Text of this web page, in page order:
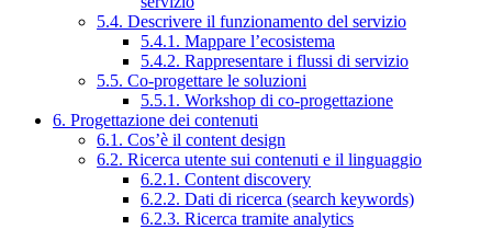
5.4. Descrivere il funzionamento del servizio
5.4.1. Mappare l’ecosistema
5.4.2. Rappresentare i flussi di servizio
5.5. Co-progettare le soluzioni
5.5.1. Workshop di co-progettazione
6. Progettazione dei contenuti
6.1. Cos’è il content design
6.2. Ricerca utente sui contenuti e il linguaggio
6.2.1. Content discovery
6.2.2. Dati di ricerca (search keywords)
6.2.3. Ricerca tramite analytics